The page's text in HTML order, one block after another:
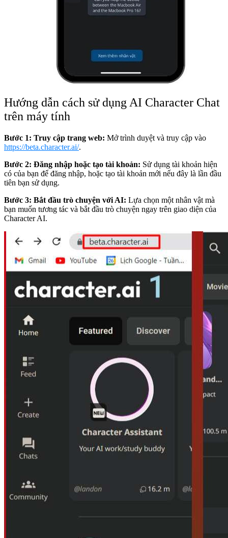
Hướng dẫn cách sử dụng AI Character Chat
trên máy tính
Bước 1: Truy cập trang web: Mở trình duyệt và truy cập vào
https://beta.character.ai/.
Bước 2: Đăng nhập hoặc tạo tài khoản: Sử dụng tài khoản hiện
có của bạn để đăng nhập, hoặc tạo tài khoản mới nếu đây là lần đầu
tiên bạn sử dụng.
Bước 3: Bắt đầu trò chuyện với AI: Lựa chọn một nhân vật mà
bạn muốn tương tác và bắt đầu trò chuyện ngay trên giao diện của
Character AI.